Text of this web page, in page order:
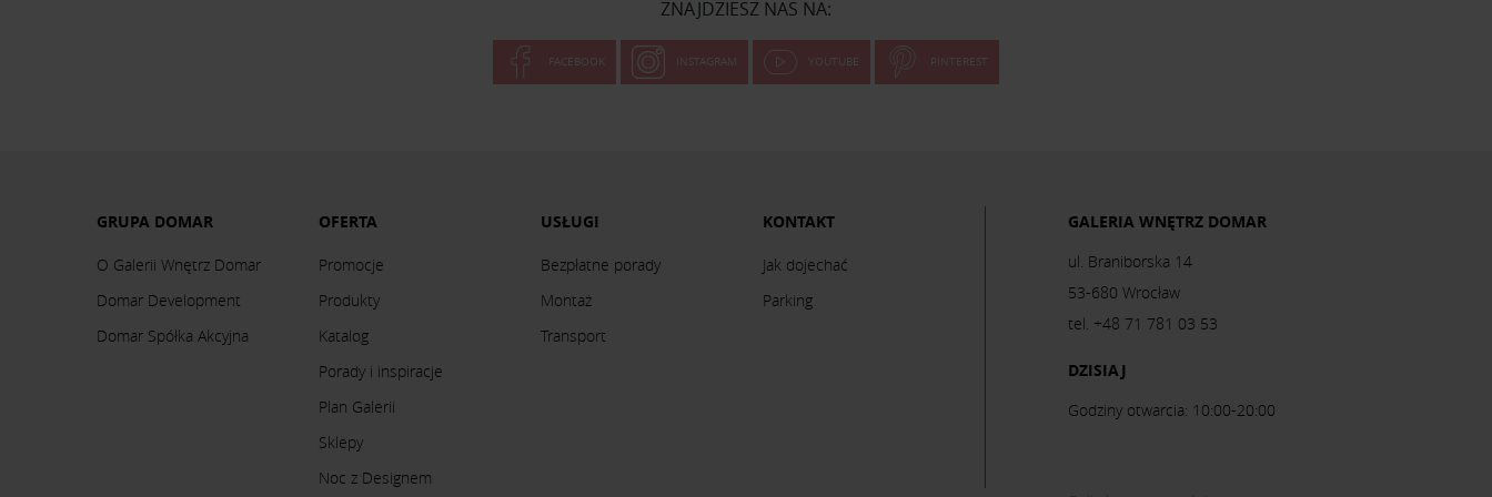
ZNAJDZIESZ NAS NA:
FACEBOOK INSTAGRAM YOUTUBE PINTEREST
GRUPA DOMAR
O Galerii Wnętrz Domar
Domar Development
Domar Spółka Akcyjna
OFERTA
Promocje
Produkty
Katalog
Porady i inspiracje
Plan Galerii
Sklepy
Noc z Designem
USŁUGI
Bezpłatne porady
Montaż
Transport
KONTAKT
Jak dojechać
Parking
GALERIA WNĘTRZ DOMAR
ul. Braniborska 14
53-680 Wrocław
tel. +48 71 781 03 53
DZISIAJ
Godziny otwarcia: 10:00-20:00